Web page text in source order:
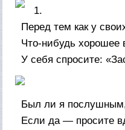
1.
Перед тем как у
Что-нибудь хорошее
У себя спросите:
Был ли я
Если да — просите